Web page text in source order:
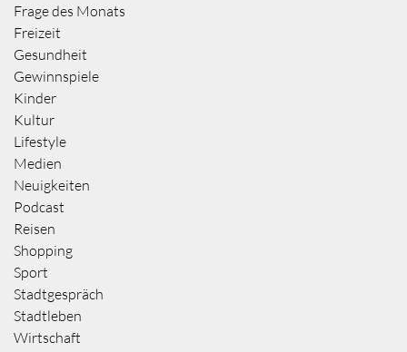
Frage des Monats
Freizeit
Gesundheit
Gewinnspiele
Kinder
Kultur
Lifestyle
Medien
Neuigkeiten
Podcast
Reisen
Shopping
Sport
Stadtgespräch
Stadtleben
Wirtschaft